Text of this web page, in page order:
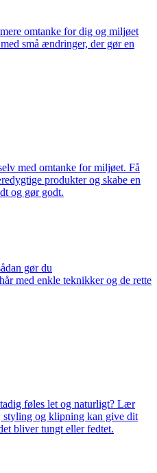
omtanke for dig og miljøet
små ændringer, der gør en
med omtanke for miljøet. Få
produkter og skabe en
og gør godt.
gør du
med enkle teknikker og de rette
føles let og naturligt? Lær
styling og klipning kan give dit
bliver tungt eller fedtet.